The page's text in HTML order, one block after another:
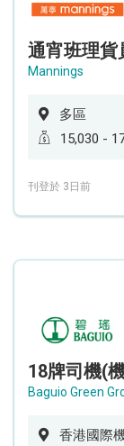
通宵班理貨
Mannings
多區
15,030 -
刊登於 3日前
18牌司機(
Baguio Green
香港國際